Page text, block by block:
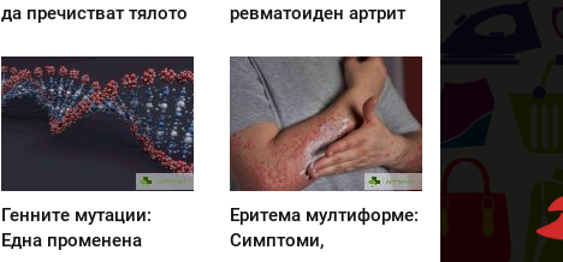
да пречистват тялото
ревматоиден артрит
Генните мутации:
Една променена
Еритема мултиформе:
Симптоми,